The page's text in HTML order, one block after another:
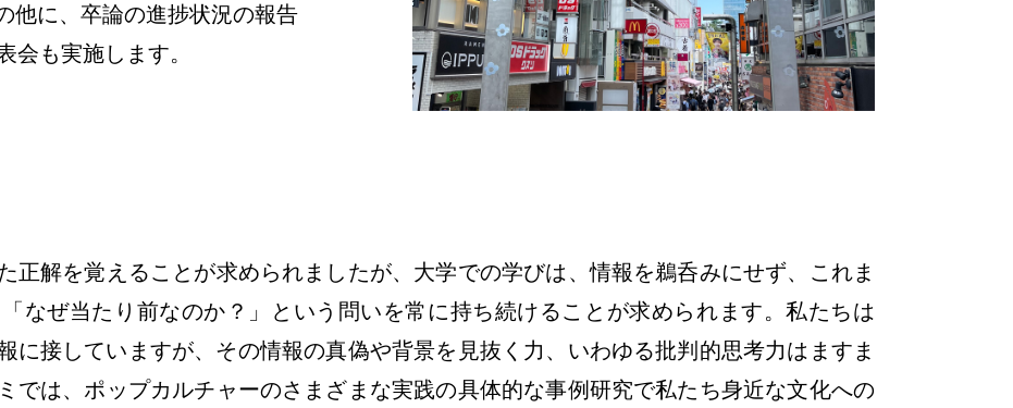
他に、卒論の進捗状況の報告
会も実施します。
正解を覚えることが求められましたが、大学での学びは、情報を鵜呑みにせず、これま
なぜ当たり前なのか？」という問いを常に持ち続けることが求められます。私たちは
に接していますが、その情報の真偽や背景を見抜く力、いわゆる批判的思考力はますま
では、ポップカルチャーのさまざまな実践の具体的な事例研究で私たち身近な文化への